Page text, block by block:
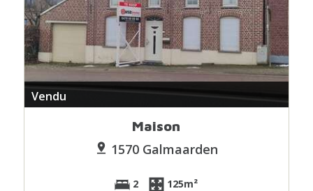
Vendu
Maison
1570 Galmaarden
2 125m²